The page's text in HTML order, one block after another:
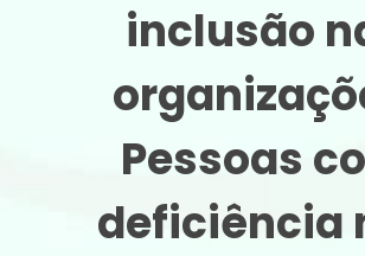
DIFERENCIAIS
inclusão
Pessoas
deficiência